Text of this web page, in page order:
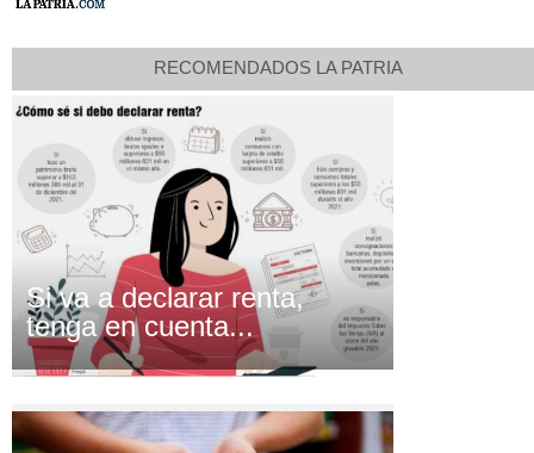
RECOMENDADOS LA PATRIA
Si va a declarar renta,
tenga en cuenta...